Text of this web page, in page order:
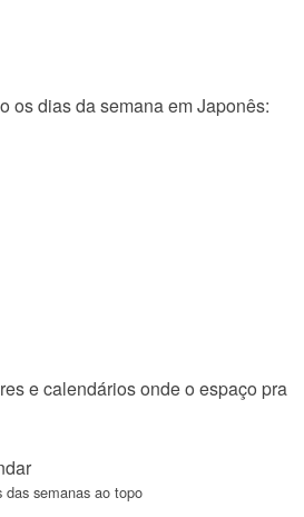
os dias da semana em Japonês:
e calendários onde o espaço pra
semanas ao topo